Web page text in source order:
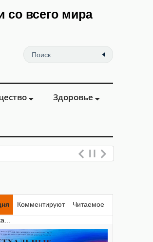
со всего мира
Здоровье
Комментируют
Читаемое